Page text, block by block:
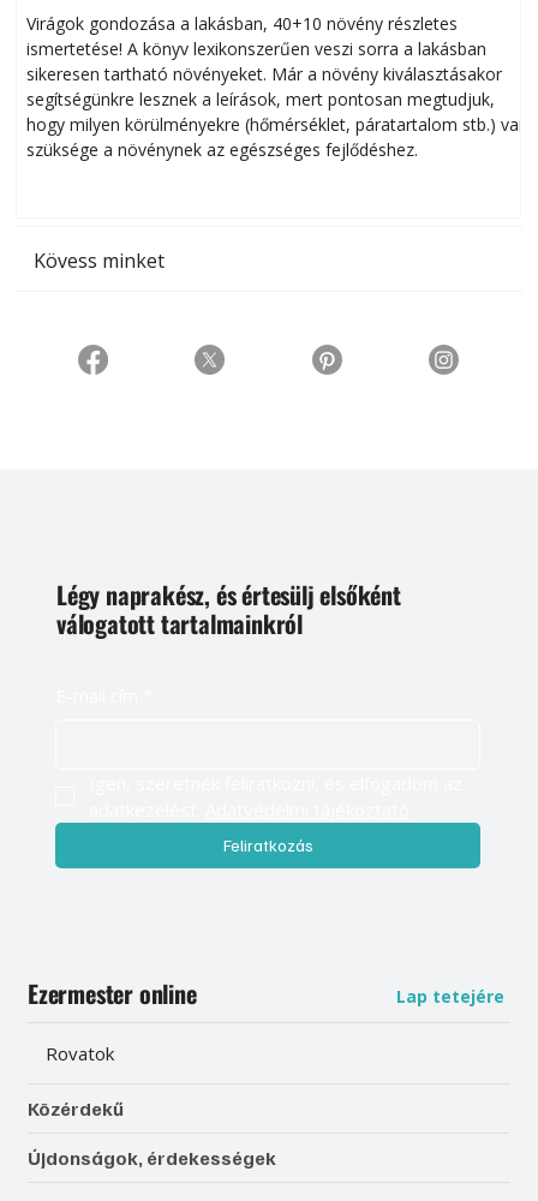
Virágok gondozása a lakásban, 40+10 növény részletes
ismertetése! A könyv lexikonszerűen veszi sorra a lakásban
sikeresen tart­ha­tó növényeket. Már a növény kiválasztásakor
segítségünkre lesznek a leírások, mert pontosan megtudjuk,
hogy milyen körülményekre (hőmérséklet, páratartalom stb.) van
szüksége a növénynek az egészséges fejlődéshez.
Kövess minket
Légy naprakész, és értesülj elsőként
válogatott tartalmainkról
Feliratkozás
Ezermester online Lap tetejére
Rovatok
Közérdekű
Újdonságok, érdekességek